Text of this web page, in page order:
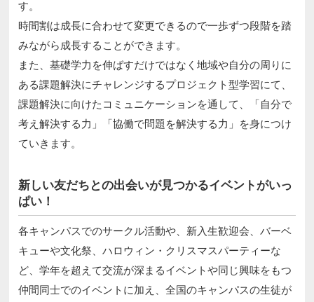
す。
時間割は成長に合わせて変更できるので一歩ずつ段階を踏
みながら成長することができます。
また、基礎学力を伸ばすだけではなく地域や自分の周りに
ある課題解決にチャレンジするプロジェクト型学習にて、
課題解決に向けたコミュニケーションを通して、「自分で
考え解決する力」「協働で問題を解決する力」を身につけ
ていきます。
新しい友だちとの出会いが見つかるイベントがいっ
ぱい！
各キャンパスでのサークル活動や、新入生歓迎会、バーベ
キューや文化祭、ハロウィン・クリスマスパーティーな
ど、学年を超えて交流が深まるイベントや同じ興味をもつ
仲間同士でのイベントに加え、全国のキャンパスの生徒が